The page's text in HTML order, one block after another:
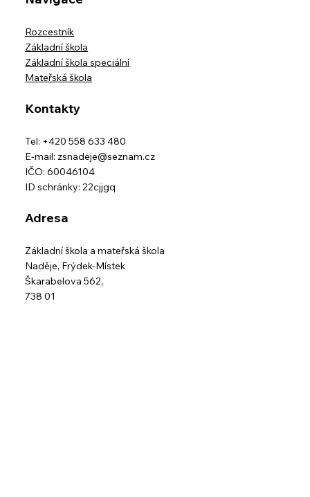
Rozcestník
Základní škola
Základní škola speciální
Mateřská škola
Kontakty
Tel: +420 558 633 480
E-mail: zsnadeje@seznam.cz
IČO: 60046104
ID schránky: 22cjjgq
Adresa
Základní škola a mateřská škola
Naděje, Frýdek-Místek
Škarabelova 562,
738 01